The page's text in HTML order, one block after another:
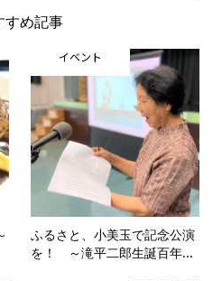
すめ記事
イベント
ふるさと、小美玉で記念公演
を！ ～滝平二郎生誕百年...